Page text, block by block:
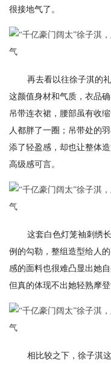
很接地气了。
再去看以往徐子淇的
这颜值身材和气质，衣品
吊带连衣裙，腰部虽有收
人都胖了一圈；吊带处的
添了轻盈感，却也让整体
高级感可言。
这套白色灯笼袖刺绣
例的勾勒，整组造型给人
感的面料也很难凸显出她
但真的体现不出她轻熟摩登
相比较之下，徐子淇